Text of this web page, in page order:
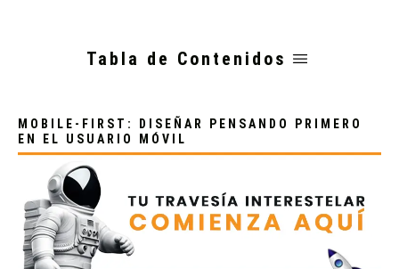
Tabla de Contenidos
MOBILE-FIRST: DISEÑAR PENSANDO PRIMERO
EN EL USUARIO MÓVIL